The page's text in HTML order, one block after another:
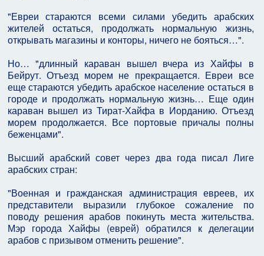
"Евреи стараются всеми силами убедить арабских
жителей остаться, продолжать нормальную жизнь,
открывать магазины и конторы, ничего не бояться…".
Но… "длинный караван вышел вчера из Хайфы в
Бейрут. Отъезд морем не прекращается. Евреи все
еще стараются убедить арабское население остаться в
городе и продолжать нормальную жизнь… Еще один
караван вышел из Тират-Хайфа в Иорданию. Отъезд
морем продолжается. Все портовые причалы полны
беженцами".
Высший арабский совет через два года писал Лиге
арабских стран:
"Военная и гражданская администрация евреев, их
представители выразили глубокое сожаление по
поводу решения арабов покинуть места жительства.
Мэр города Хайфы (еврей) обратился к делегации
арабов с призывом отменить решение".